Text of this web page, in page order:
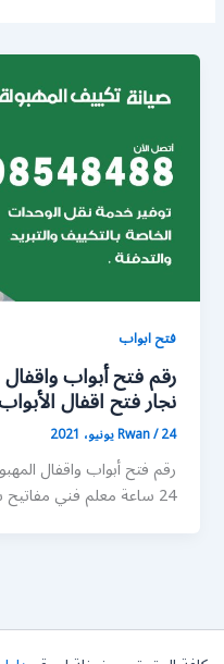
فتح ابواب
نجار فتح اقفال الأبواب 24
Rwan/24 يونيو، 2021
رقم فتح أبواب واقفال
24 ساعة معلم فني مفاتيح شاطر ورخيص فتح قفل توفره […]